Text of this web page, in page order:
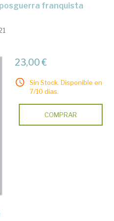
posguerra franquista
23,00 €
Sin Stock. Disponible en
7/10 días.
COMPRAR